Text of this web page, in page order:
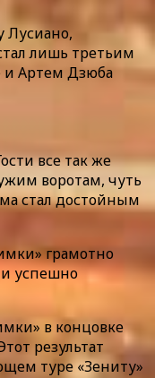
Лусиано,
лишь третьим
и Артем Дзюба
все так же
воротам, чуть
стал достойным
грамотно
успешно
в концовке
результат
туре «Зениту»